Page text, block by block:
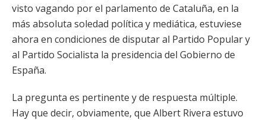
visto vagando por el parlamento de Cataluña, en la
más absoluta soledad política y mediática, estuviese
ahora en condiciones de disputar al Partido Popular y
al Partido Socialista la presidencia del Gobierno de
España.
La pregunta es pertinente y de respuesta múltiple.
Hay que decir, obviamente, que Albert Rivera estuvo